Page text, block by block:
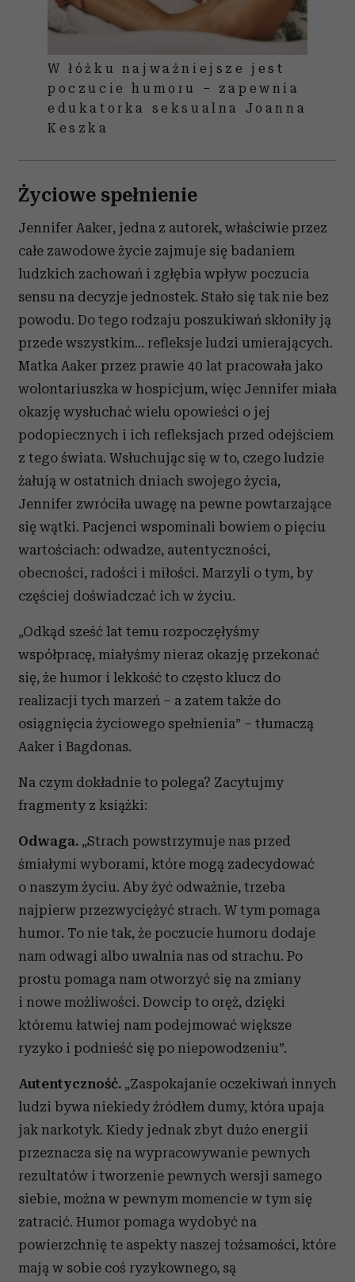
W łóżku najważniejsze jest
poczucie humoru – zapewnia
edukatorka seksualna Joanna
Keszka
Życiowe spełnienie
Jennifer Aaker, jedna z autorek, właściwie przez
całe zawodowe życie zajmuje się badaniem
ludzkich zachowań i zgłębia wpływ poczucia
sensu na decyzje jednostek. Stało się tak nie bez
powodu. Do tego rodzaju poszukiwań skłoniły ją
przede wszystkim… refleksje ludzi umierających.
Matka Aaker przez prawie 40 lat pracowała jako
wolontariuszka w hospicjum, więc Jennifer miała
okazję wysłuchać wielu opowieści o jej
podopiecznych i ich refleksjach przed odejściem
z tego świata. Wsłuchując się w to, czego ludzie
żałują w ostatnich dniach swojego życia,
Jennifer zwróciła uwagę na pewne powtarzające
się wątki. Pacjenci wspominali bowiem o pięciu
wartościach: odwadze, autentyczności,
obecności, radości i miłości. Marzyli o tym, by
częściej doświadczać ich w życiu.
„Odkąd sześć lat temu rozpoczęłyśmy
współpracę, miałyśmy nieraz okazję przekonać
się, że humor i lekkość to często klucz do
realizacji tych marzeń – a zatem także do
osiągnięcia życiowego spełnienia” – tłumaczą
Aaker i Bagdonas.
Na czym dokładnie to polega? Zacytujmy
fragmenty z książki:
Odwaga. „Strach powstrzymuje nas przed
śmiałymi wyborami, które mogą zadecydować
o naszym życiu. Aby żyć odważnie, trzeba
najpierw przezwyciężyć strach. W tym pomaga
humor. To nie tak, że poczucie humoru dodaje
nam odwagi albo uwalnia nas od strachu. Po
prostu pomaga nam otworzyć się na zmiany
i nowe możliwości. Dowcip to oręż, dzięki
któremu łatwiej nam podejmować większe
ryzyko i podnieść się po niepowodzeniu”.
Autentyczność. „Zaspokajanie oczekiwań innych
ludzi bywa niekiedy źródłem dumy, która upaja
jak narkotyk. Kiedy jednak zbyt dużo energii
przeznacza się na wypracowywanie pewnych
rezultatów i tworzenie pewnych wersji samego
siebie, można w pewnym momencie w tym się
zatracić. Humor pomaga wydobyć na
powierzchnię te aspekty naszej tożsamości, które
mają w sobie coś ryzykownego, są